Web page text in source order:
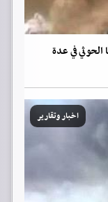
في عدة
اخبار وتقارير